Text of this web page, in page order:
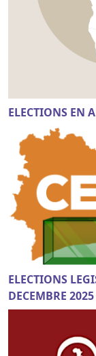
ELECTIONS EN
ELECTIONS
DECEMBRE 2025